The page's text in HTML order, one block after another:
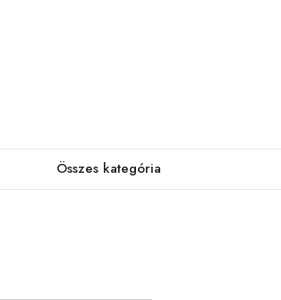
Összes kategória